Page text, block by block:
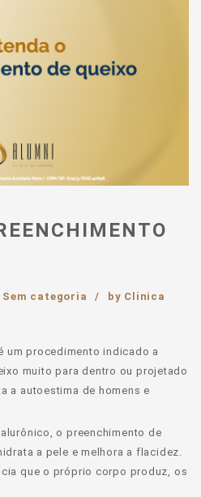
Sem categoria by Clinica
um procedimento indicado a
muito para dentro ou projetado
a autoestima de homens e
o preenchimento de
a pele e melhora a flacidez.
que o próprio corpo produz, os